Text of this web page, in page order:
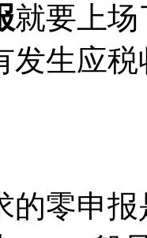
就要上
发生应
的零申